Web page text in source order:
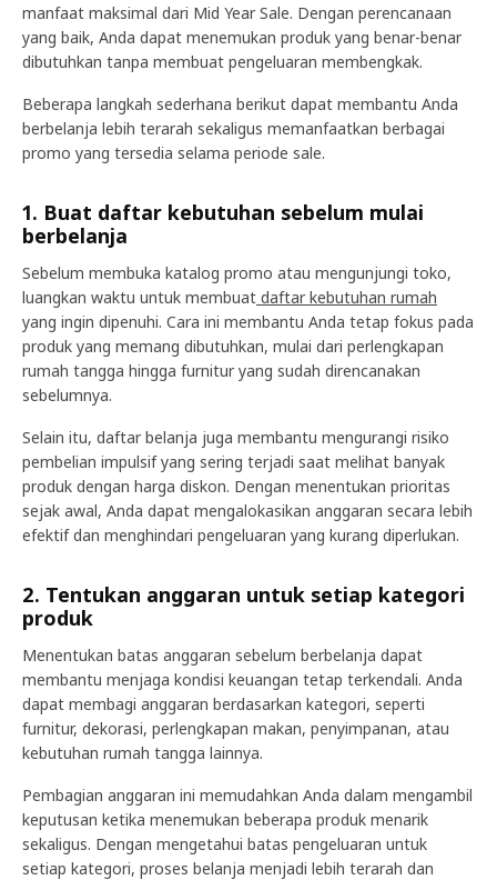
manfaat maksimal dari Mid Year Sale. Dengan perencanaan
yang baik, Anda dapat menemukan produk yang benar-benar
dibutuhkan tanpa membuat pengeluaran membengkak.
Beberapa langkah sederhana berikut dapat membantu Anda
berbelanja lebih terarah sekaligus memanfaatkan berbagai
promo yang tersedia selama periode sale.
1. Buat daftar kebutuhan sebelum mulai
berbelanja
Sebelum membuka katalog promo atau mengunjungi toko,
luangkan waktu untuk membuat daftar kebutuhan rumah
yang ingin dipenuhi. Cara ini membantu Anda tetap fokus pada
produk yang memang dibutuhkan, mulai dari perlengkapan
rumah tangga hingga furnitur yang sudah direncanakan
sebelumnya.
Selain itu, daftar belanja juga membantu mengurangi risiko
pembelian impulsif yang sering terjadi saat melihat banyak
produk dengan harga diskon. Dengan menentukan prioritas
sejak awal, Anda dapat mengalokasikan anggaran secara lebih
efektif dan menghindari pengeluaran yang kurang diperlukan.
2. Tentukan anggaran untuk setiap kategori
produk
Menentukan batas anggaran sebelum berbelanja dapat
membantu menjaga kondisi keuangan tetap terkendali. Anda
dapat membagi anggaran berdasarkan kategori, seperti
furnitur, dekorasi, perlengkapan makan, penyimpanan, atau
kebutuhan rumah tangga lainnya.
Pembagian anggaran ini memudahkan Anda dalam mengambil
keputusan ketika menemukan beberapa produk menarik
sekaligus. Dengan mengetahui batas pengeluaran untuk
setiap kategori, proses belanja menjadi lebih terarah dan